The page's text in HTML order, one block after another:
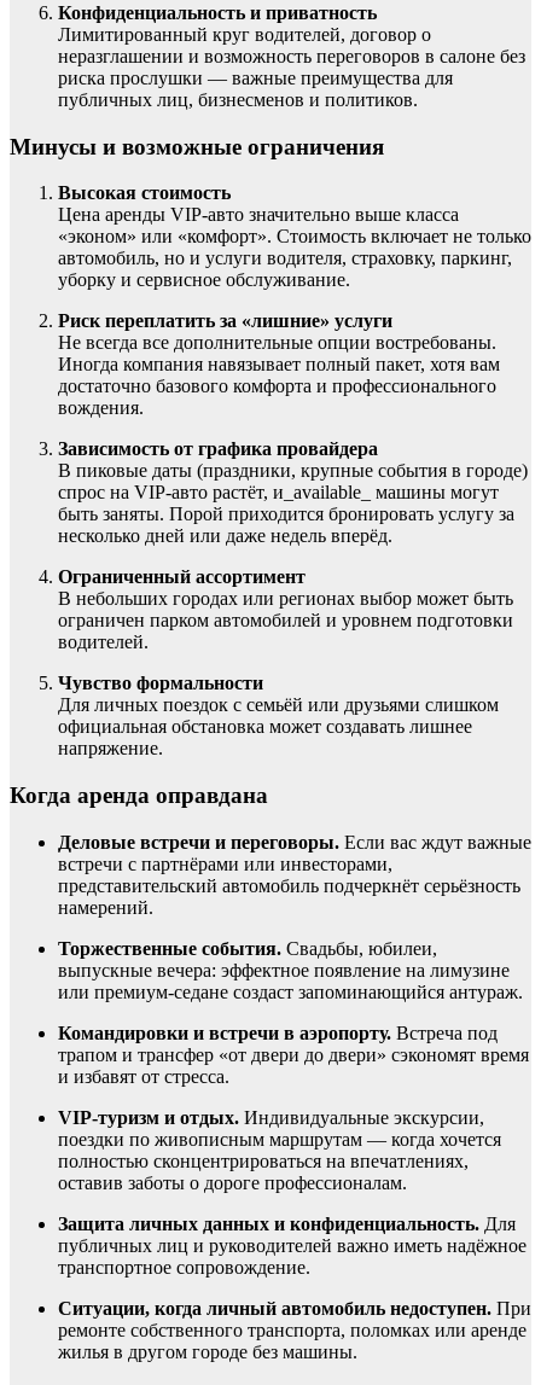
Конфиденциальность и приватность
Лимитированный круг водителей, договор о
неразглашении и возможность переговоров в салоне без
риска прослушки — важные преимущества для
публичных лиц, бизнесменов и политиков.
Минусы и возможные ограничения
Высокая стоимость
Цена аренды VIP-авто значительно выше класса
«эконом» или «комфорт». Стоимость включает не только
автомобиль, но и услуги водителя, страховку, паркинг,
уборку и сервисное обслуживание.
Риск переплатить за «лишние» услуги
Не всегда все дополнительные опции востребованы.
Иногда компания навязывает полный пакет, хотя вам
достаточно базового комфорта и профессионального
вождения.
Зависимость от графика провайдера
В пиковые даты (праздники, крупные события в городе)
спрос на VIP-авто растёт, и_available_ машины могут
быть заняты. Порой приходится бронировать услугу за
несколько дней или даже недель вперёд.
Ограниченный ассортимент
В небольших городах или регионах выбор может быть
ограничен парком автомобилей и уровнем подготовки
водителей.
Чувство формальности
Для личных поездок с семьёй или друзьями слишком
официальная обстановка может создавать лишнее
напряжение.
Когда аренда оправдана
Деловые встречи и переговоры. Если вас ждут важные
встречи с партнёрами или инвесторами,
представительский автомобиль подчеркнёт серьёзность
намерений.
Торжественные события. Свадьбы, юбилеи,
выпускные вечера: эффектное появление на лимузине
или премиум-седане создаст запоминающийся антураж.
Командировки и встречи в аэропорту. Встреча под
трапом и трансфер «от двери до двери» сэкономят время
и избавят от стресса.
VIP-туризм и отдых. Индивидуальные экскурсии,
поездки по живописным маршрутам — когда хочется
полностью сконцентрироваться на впечатлениях,
оставив заботы о дороге профессионалам.
Защита личных данных и конфиденциальность. Для
публичных лиц и руководителей важно иметь надёжное
транспортное сопровождение.
Ситуации, когда личный автомобиль недоступен. При
ремонте собственного транспорта, поломках или аренде
жилья в другом городе без машины.